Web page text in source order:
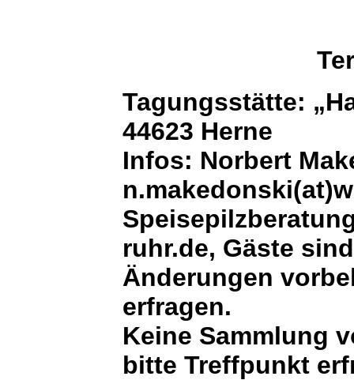
Tagungsstätte:
44623 Herne
Infos: Norbert
ruhr.de, Gäste
Änderungen
erfragen.
Keine Sammlung
bitte Treffpunkt